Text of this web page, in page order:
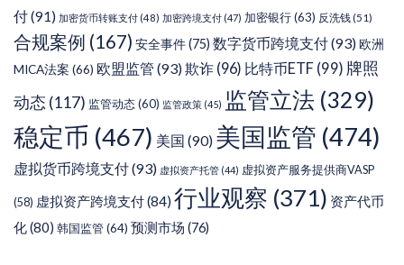
付(91) 加密货币转账支付 (48) 加密跨境支付 (47) 加密银行(63) 反洗钱(51)
合规案例 (167) 安全事件(75) 数字货币跨境支付(93)欧洲
MICA法案 (66) 欧盟监管 (93)欺诈 (96) 比特币ETF (99) 牌照
动态 (117) 监管动态(60) 监管政策 (45) 监管立法 (329)
稳定币 (467) 美国 (90) 美国监管 (474)
虚拟货币跨境支付(93) 虚拟资产托管 (44) 虚拟资产服务提供商VASP
(58) 虚拟资产跨境支付(84) 行业观察 (371) 资产代币
化(80) 韩国监管(64) 预测市场 (76)